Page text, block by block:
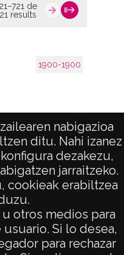
nabigazioa
ditu. Nahi izanez
dezakezu,
jarraitzeko.
cookieak erabiltzea
otros medios para
Si lo desea,
para rechazar
de
results
1900-1900
de
results